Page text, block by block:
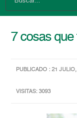
7 cosas
PUBLICADO : 21
VISITAS: 3093